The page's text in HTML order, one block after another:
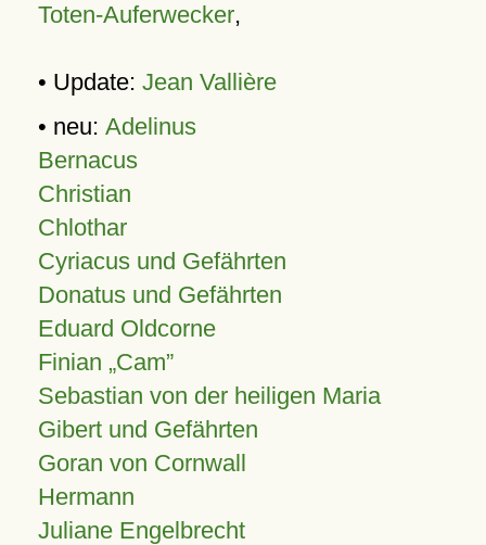
Toten-Auferwecker,
• Update: Jean Vallière
• neu: Adelinus
Bernacus
Christian
Chlothar
Cyriacus und Gefährten
Donatus und Gefährten
Eduard Oldcorne
Finian Cam
Sebastian von der heiligen Maria
Gibert und Gefährten
Goran von Cornwall
Hermann
Juliane Engelbrecht